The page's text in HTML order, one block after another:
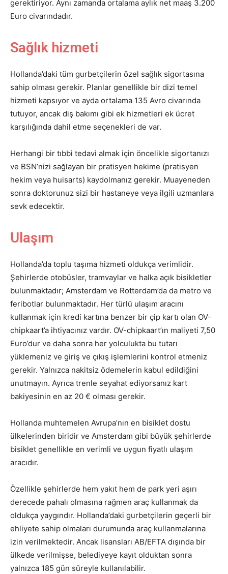
gerektiriyor. Aynı zamanda ortalama aylık net maaş 3.200
Euro civarındadır.
Sağlık hizmeti
Hollanda’daki tüm gurbetçilerin özel sağlık sigortasına
sahip olması gerekir. Planlar genellikle bir dizi temel
hizmeti kapsıyor ve ayda ortalama 135 Avro civarında
tutuyor, ancak diş bakımı gibi ek hizmetleri ek ücret
karşılığında dahil etme seçenekleri de var.
Herhangi bir tıbbi tedavi almak için öncelikle sigortanızı
ve BSN’nizi sağlayan bir pratisyen hekime (pratisyen
hekim veya huisarts) kaydolmanız gerekir. Muayeneden
sonra doktorunuz sizi bir hastaneye veya ilgili uzmanlara
sevk edecektir.
Ulaşım
Hollanda’da toplu taşıma hizmeti oldukça verimlidir.
Şehirlerde otobüsler, tramvaylar ve halka açık bisikletler
bulunmaktadır; Amsterdam ve Rotterdam’da da metro ve
feribotlar bulunmaktadır. Her türlü ulaşım aracını
kullanmak için kredi kartına benzer bir çip kartı olan OV-
chipkaart’a ihtiyacınız vardır. OV-chipkaart’ın maliyeti 7,50
Euro’dur ve daha sonra her yolculukta bu tutarı
yüklemeniz ve giriş ve çıkış işlemlerini kontrol etmeniz
gerekir. Yalnızca nakitsiz ödemelerin kabul edildiğini
unutmayın. Ayrıca trenle seyahat ediyorsanız kart
bakiyesinin en az 20 € olması gerekir.
Hollanda muhtemelen Avrupa’nın en bisiklet dostu
ülkelerinden biridir ve Amsterdam gibi büyük şehirlerde
bisiklet genellikle en verimli ve uygun fiyatlı ulaşım
aracıdır.
Özellikle şehirlerde hem yakıt hem de park yeri aşırı
derecede pahalı olmasına rağmen araç kullanmak da
oldukça yaygındır. Hollanda’daki gurbetçilerin geçerli bir
ehliyete sahip olmaları durumunda araç kullanmalarına
izin verilmektedir. Ancak lisansları AB/EFTA dışında bir
ülkede verilmişse, belediyeye kayıt olduktan sonra
yalnızca 185 gün süreyle kullanılabilir.